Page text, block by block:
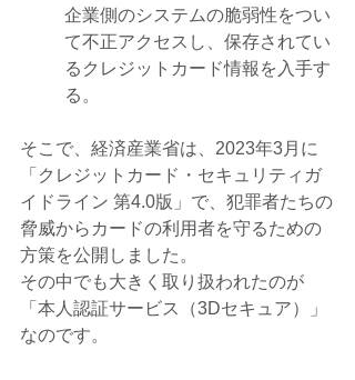
企業側のシステムの脆弱性をつい
て不正アクセスし、保存されてい
るクレジットカード情報を入手す
る。
そこで、経済産業省は、2023年3月に
「クレジットカード・セキュリティガ
イドライン 第4.0版」で、犯罪者たちの
脅威からカードの利用者を守るための
方策を公開しました。
その中でも大きく取り扱われたのが
「本人認証サービス（3Dセキュア）」
なのです。